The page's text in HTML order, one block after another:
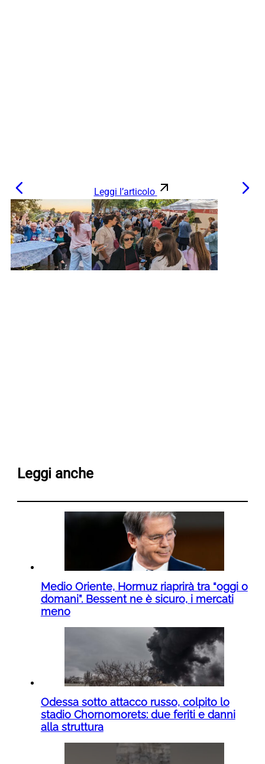
Leggi l’articolo
Leggi anche
Medio Oriente, Hormuz riaprirà tra “oggi o
domani”. Bessent ne è sicuro, i mercati
meno
Odessa sotto attacco russo, colpito lo
stadio Chornomorets: due feriti e danni
alla struttura